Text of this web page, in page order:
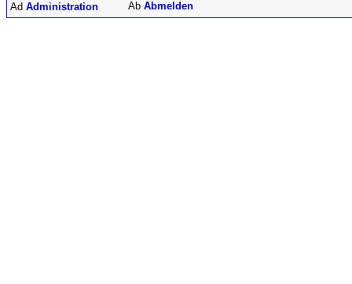
Administration Abmelden